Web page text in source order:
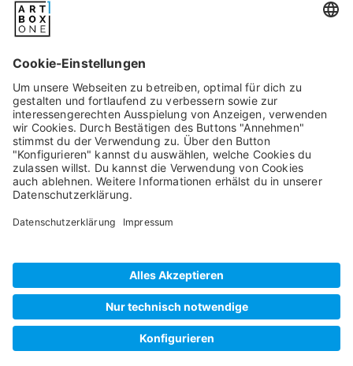
Pixum
Widerrufsbelehrung
Datenschutz
AGB/Kundeninfos
Impressum
©2026artboxONE